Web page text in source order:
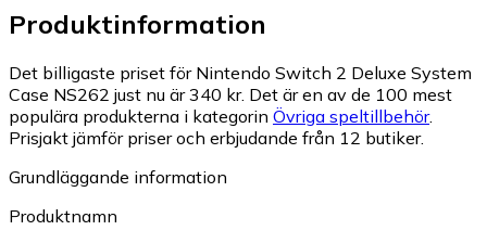
Produktinformation
Det billigaste priset för Nintendo Switch 2 Deluxe System
Case NS262 just nu är 340 kr. Det är en av de 100 mest
populära produkterna i kategorin Övriga speltillbehör.
Prisjakt jämför priser och erbjudande från 12 butiker.
Grundläggande information
Produktnamn